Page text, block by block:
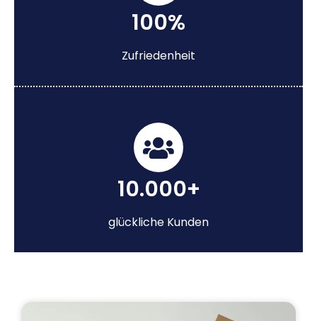
100%
Zufriedenheit
10.000+
glückliche Kunden